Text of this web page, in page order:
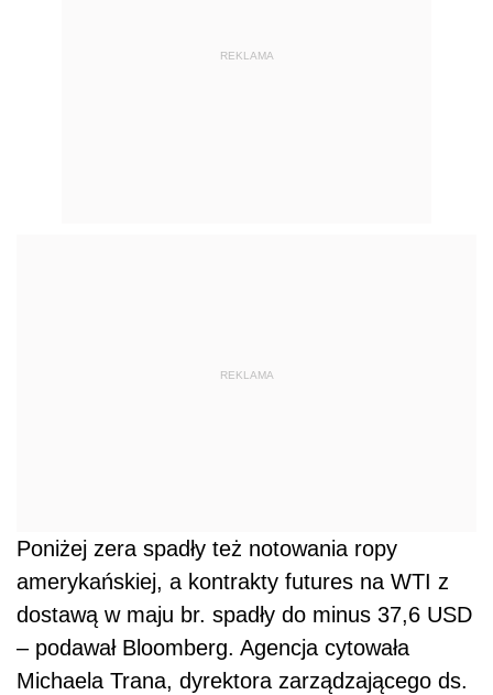
REKLAMA
REKLAMA
Poniżej zera spadły też notowania ropy
amerykańskiej, a kontrakty futures na WTI z
dostawą w maju br. spadły do minus 37,6 USD
– podawał Bloomberg. Agencja cytowała
Michaela Trana, dyrektora zarządzającego ds.